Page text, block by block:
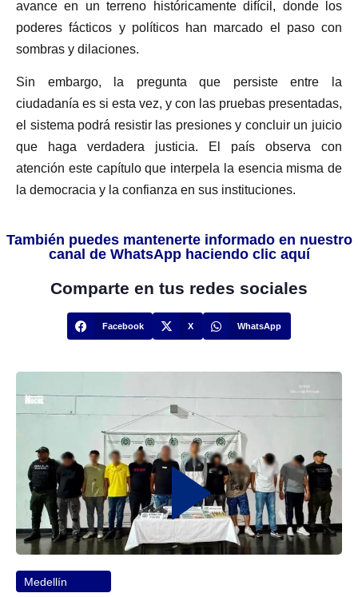
avance en un terreno históricamente difícil, donde los
poderes fácticos y políticos han marcado el paso con
sombras y dilaciones.
Sin embargo, la pregunta que persiste entre la
ciudadanía es si esta vez, y con las pruebas presentadas,
el sistema podrá resistir las presiones y concluir un juicio
que haga verdadera justicia. El país observa con
atención este capítulo que interpela la esencia misma de
la democracia y la confianza en sus instituciones.
También puedes mantenerte informado en nuestro
canal de WhatsApp haciendo clic aquí
Comparte en tus redes sociales
Facebook X WhatsApp
Medellín